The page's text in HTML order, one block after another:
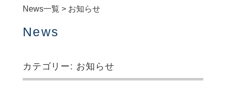
機械設計グループ
営業購買グループ
News一覧 > お知らせ
News
カテゴリー: お知らせ